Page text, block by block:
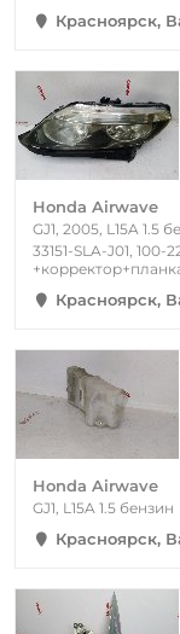
Красноярск,
Honda Airwave
GJ1, 2005, L15A 1.5
33151-SLA-J01,
Красноярск,
Honda Airwave
GJ1, L15A 1.5 бензин
Красноярск,